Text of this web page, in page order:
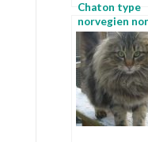
Chaton type
norvegien
chaton
bleu